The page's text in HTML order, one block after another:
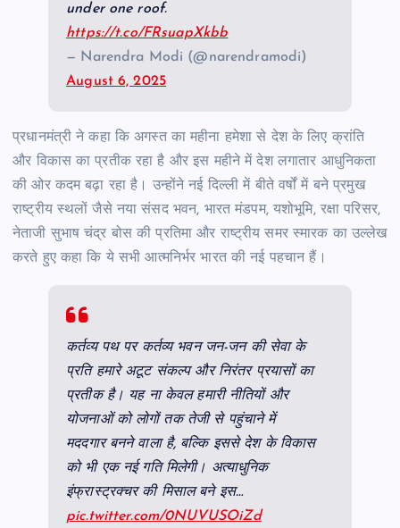
under one roof.
https://t.co/FRsuapXkbb
— Narendra Modi (@narendramodi)
August 6, 2025
प्रधानमंत्री ने कहा कि अगस्त का महीना हमेशा से देश के लिए क्रांति
और विकास का प्रतीक रहा है और इस महीने में देश लगातार आधुनिकता
की ओर कदम बढ़ा रहा है। उन्होंने नई दिल्ली में बीते वर्षों में बने प्रमुख
राष्ट्रीय स्थलों जैसे नया संसद भवन, भारत मंडपम, यशोभूमि, रक्षा परिसर,
नेताजी सुभाष चंद्र बोस की प्रतिमा और राष्ट्रीय समर स्मारक का उल्लेख
करते हुए कहा कि ये सभी आत्मनिर्भर भारत की नई पहचान हैं।
कर्तव्य पथ पर कर्तव्य भवन जन-जन की सेवा के
प्रति हमारे अटूट संकल्प और निरंतर प्रयासों का
प्रतीक है। यह ना केवल हमारी नीतियों और
योजनाओं को लोगों तक तेजी से पहुंचाने में
मददगार बनने वाला है, बल्कि इससे देश के विकास
को भी एक नई गति मिलेगी। अत्याधुनिक
इंफ्रास्ट्रक्चर की मिसाल बने इस…
pic.twitter.com/0NUVUSOiZd